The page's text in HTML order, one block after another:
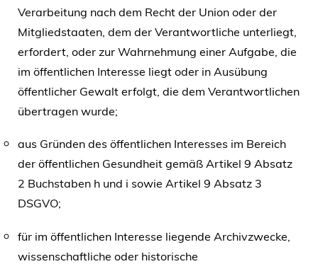
Verarbeitung nach dem Recht der Union oder der
Mitgliedstaaten, dem der Verantwortliche unterliegt,
erfordert, oder zur Wahrnehmung einer Aufgabe, die
im öffentlichen Interesse liegt oder in Ausübung
öffentlicher Gewalt erfolgt, die dem Verantwortlichen
übertragen wurde;
aus Gründen des öffentlichen Interesses im Bereich
der öffentlichen Gesundheit gemäß Artikel 9 Absatz
2 Buchstaben h und i sowie Artikel 9 Absatz 3
DSGVO;
für im öffentlichen Interesse liegende Archivzwecke,
wissenschaftliche oder historische